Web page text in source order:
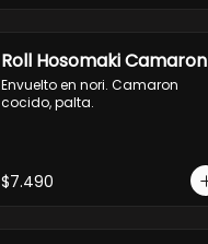
Roll Hosomaki Camaron
Envuelto en nori. Camaron
cocido, palta.
$7.490